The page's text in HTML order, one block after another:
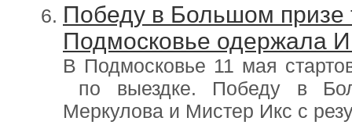
Победу в Большом призе
Подмосковье одержала
В Подмосковье 11 мая
по выездке. Победу в
Меркулова и Мистер Икс с